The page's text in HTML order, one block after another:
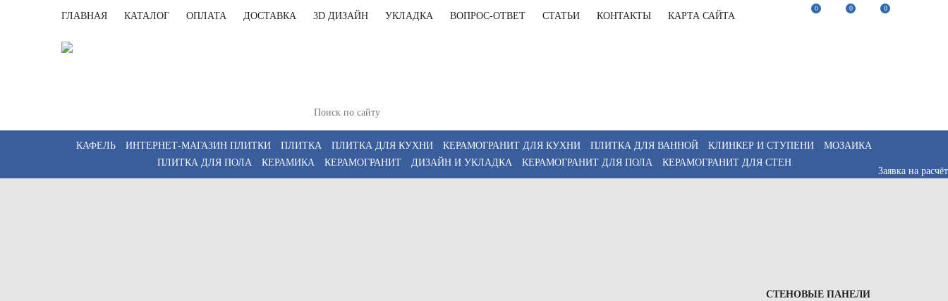
ГЛАВНАЯ КАТАЛОГ ОПЛАТА ДОСТАВКА 3D ДИЗАЙН УКЛАДКА ВОПРОС-ОТВЕТ СТАТЬИ КОНТАКТЫ КАРТА САЙТА
0 0 0
КАФЕЛЬ ИНТЕРНЕТ-МАГАЗИН ПЛИТКИ ПЛИТКА ПЛИТКА ДЛЯ КУХНИ КЕРАМОГРАНИТ ДЛЯ КУХНИ ПЛИТКА ДЛЯ ВАННОЙ КЛИНКЕР И СТУПЕНИ
МОЗАИКА
ПЛИТКА ДЛЯ ПОЛА
КЕРАМИКА КЕРАМОГРАНИТ ДИЗАЙН И УКЛАДКА КЕРАМОГРАНИТ ДЛЯ ПОЛА КЕРАМОГРАНИТ ДЛЯ СТЕН
СТЕНОВЫЕ ПАНЕЛИ
Заявка на расчёт